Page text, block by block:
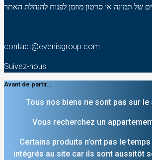
של תמונה או סרטון מוזמן לפנות להנהלת האתר
contact@evenisgroup.com
Suivez-nous
Avant de partir...
Tous nos biens ne sont pas sur le
Vous recherchez un
Certains produits n’ont pas le temps
intégrés au site car ils sont aussitôt